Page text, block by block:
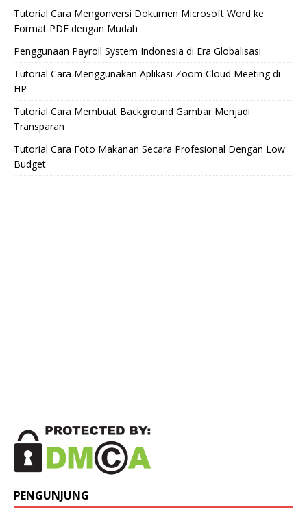
Tutorial Cara Mengonversi Dokumen Microsoft Word ke
Format PDF dengan Mudah
Penggunaan Payroll System Indonesia di Era Globalisasi
Tutorial Cara Menggunakan Aplikasi Zoom Cloud Meeting di
HP
Tutorial Cara Membuat Background Gambar Menjadi
Transparan
Tutorial Cara Foto Makanan Secara Profesional Dengan Low
Budget
PENGUNJUNG